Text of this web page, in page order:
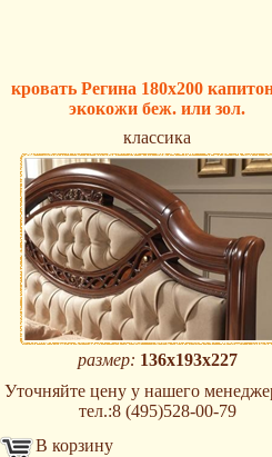
кровать Регина 180х200
экокожи беж. или зол.
классика
размер: 136х193х227
Уточняйте цену у нашего
тел.:8 (495)528-00-79
В корзину